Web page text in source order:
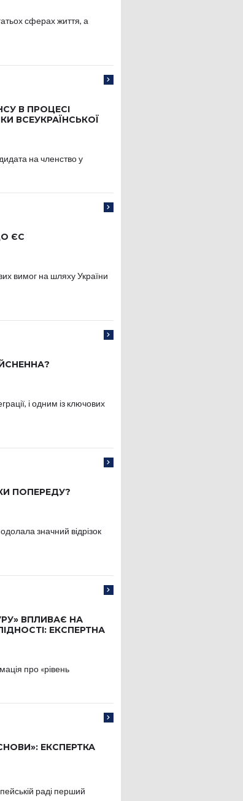
сферах життя, а
В ПРОЦЕСІ
ВСЕУКРАЇНСЬКОЇ
на членство у
ЄС
вимог на шляху України
і одним із ключових
ПОПЕРЕДУ?
значний відрізок
ВПЛИВАЄ НА
ЕКСПЕРТНА
про «рівень
ЕКСПЕРТКА
раді перший